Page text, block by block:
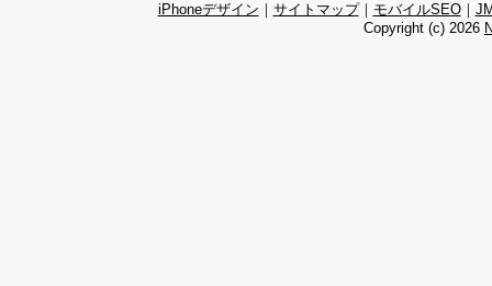
iPhoneデザイン ｜ サイトマップ｜ モバイルSEO｜
Copyright (c) 2026